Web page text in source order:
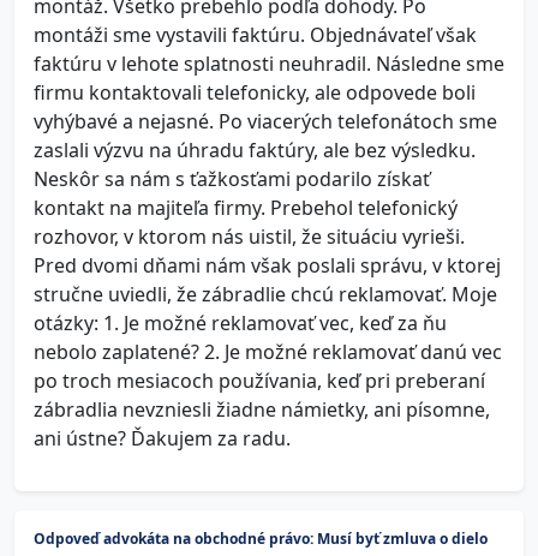
montáž. Všetko prebehlo podľa dohody. Po
montáži sme vystavili faktúru. Objednávateľ však
faktúru v lehote splatnosti neuhradil. Následne sme
firmu kontaktovali telefonicky, ale odpovede boli
vyhýbavé a nejasné. Po viacerých telefonátoch sme
zaslali výzvu na úhradu faktúry, ale bez výsledku.
Neskôr sa nám s ťažkosťami podarilo získať
kontakt na majiteľa firmy. Prebehol telefonický
rozhovor, v ktorom nás uistil, že situáciu vyrieši.
Pred dvomi dňami nám však poslali správu, v ktorej
stručne uviedli, že zábradlie chcú reklamovať. Moje
otázky: 1. Je možné reklamovať vec, keď za ňu
nebolo zaplatené? 2. Je možné reklamovať danú vec
po troch mesiacoch používania, keď pri preberaní
zábradlia nevzniesli žiadne námietky, ani písomne,
ani ústne? Ďakujem za radu.
Odpoveď advokáta na obchodné právo: Musí byť zmluva o dielo